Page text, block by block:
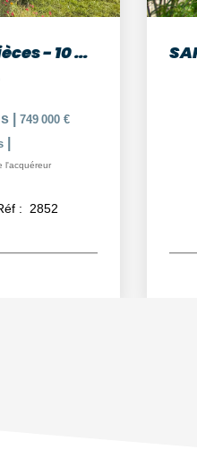
Sartrouville - Maison 6 Pièces - 10 min RER
749 000 €
l'acquéreur
: 2852